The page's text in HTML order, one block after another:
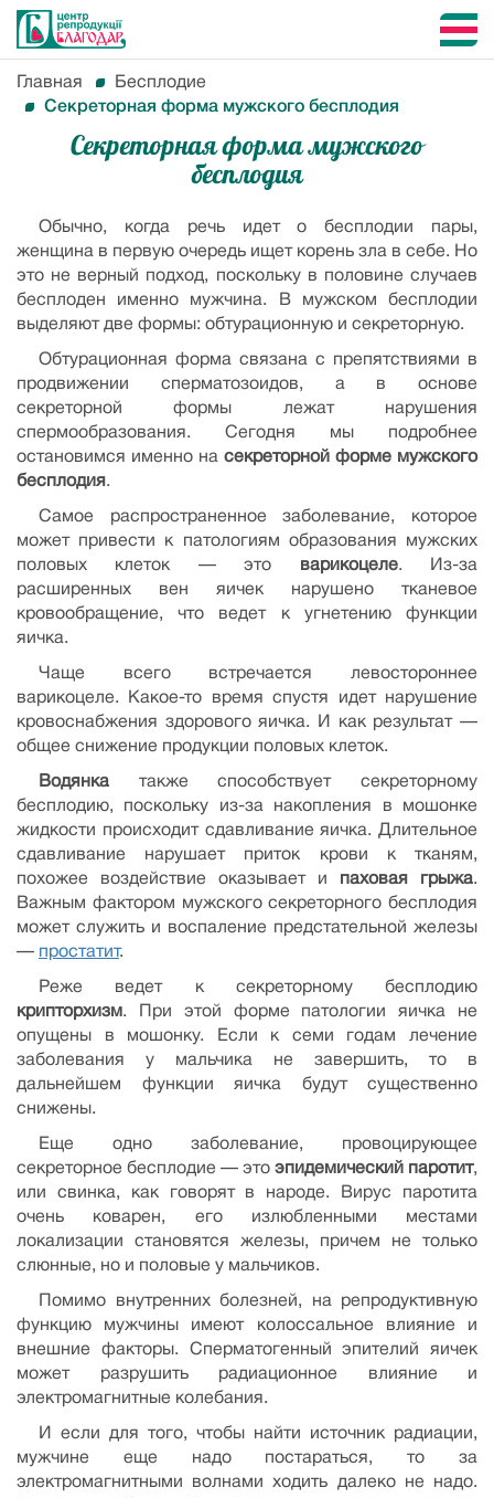
Главная
Бесплодие
Секреторная форма мужского бесплодия
Секреторная форма мужского
бесплодия
Обычно, когда речь идет о бесплодии пары,
женщина в первую очередь ищет корень зла в себе. Но
это не верный подход, поскольку в половине случаев
бесплоден именно мужчина. В мужском бесплодии
выделяют две формы: обтурационную и секреторную.
Обтурационная форма связана с препятствиями в
продвижении сперматозоидов, а в основе
секреторной формы лежат нарушения
спермообразования. Сегодня мы подробнее
остановимся именно на секреторной форме мужского
бесплодия .
Самое распространенное заболевание, которое
может привести к патологиям образования мужских
половых клеток — это
варикоцеле. Из-за
расширенных вен яичек нарушено тканевое
кровообращение, что ведет к угнетению функции
яичка.
Чаще всего встречается левостороннее
варикоцеле. Какое-то время спустя идет нарушение
кровоснабжения здорового яичка. И как результат —
общее снижение продукции половых клеток.
Водянка также способствует секреторному
бесплодию, поскольку из-за накопления в мошонке
жидкости происходит сдавливание яичка. Длительное
сдавливание нарушает приток крови к тканям,
похожее воздействие оказывает и
паховая грыжа.
Важным фактором мужского секреторного бесплодия
может служить и воспаление предстательной железы
— простатит.
Реже ведет к секреторному бесплодию
крипторхизм . При этой форме патологии яичка не
опущены в мошонку. Если к семи годам лечение
заболевания у мальчика не завершить, то в
дальнейшем функции яичка будут существенно
снижены.
Еще одно заболевание, провоцирующее
секреторное бесплодие — это эпидемический паротит,
или свинка, как говорят в народе. Вирус паротита
очень коварен, его излюбленными местами
локализации становятся железы, причем не только
слюнные, но и половые у мальчиков.
Помимо внутренних болезней, на репродуктивную
функцию мужчины имеют колоссальное влияние и
внешние факторы. Сперматогенный эпителий яичек
может разрушить радиационное влияние и
электромагнитные колебания.
И если для того, чтобы найти источник радиации,
мужчине еще надо постараться, то за
электромагнитными волнами ходить далеко не надо.